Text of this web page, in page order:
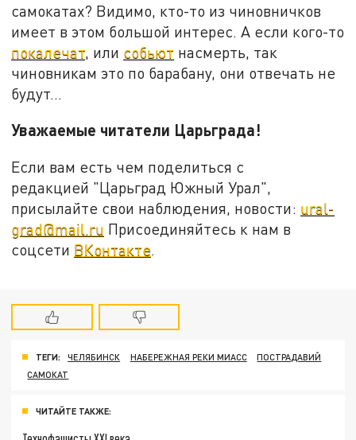
самокатах? Видимо, кто-то из чиновничков
имеет в этом большой интерес. А если кого-то
покалечат, или собьют насмерть, так
чиновникам это по барабану, они отвечать не
будут...
Уважаемые читатели Царьграда!
Если вам есть чем поделиться с
редакцией "Царьград Южный Урал",
присылайте свои наблюдения, новости: ural-
grad@mail.ru Присоединяйтесь к нам в
соцсети ВКонтакте.
ТЕГИ: ЧЕЛЯБИНСК НАБЕРЕЖНАЯ РЕКИ МИАСС
ПОСТРАДАВИЙ
САМОКАТ
ЧИТАЙТЕ ТАКЖЕ: